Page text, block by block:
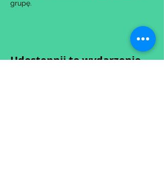
grupę.
Udostępnij to wydarzenie